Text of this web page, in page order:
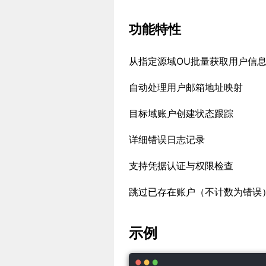
功能特性
从指定源域OU批量获取用户信息
自动处理用户邮箱地址映射
目标域账户创建状态跟踪
详细错误日志记录
支持凭据认证与权限检查
跳过已存在账户（不计数为错误
示例